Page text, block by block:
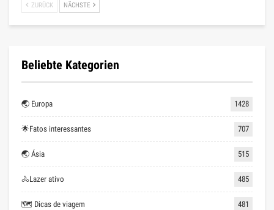
ZURÜCK NÄCHSTE
Beliebte Kategorien
🌏 Europa 1428
🌟Fatos interessantes 707
🌏 Ásia 515
🚴Lazer ativo 485
🗺 Dicas de viagem 481